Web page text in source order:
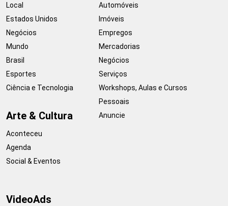
Local
Estados Unidos
Negócios
Mundo
Brasil
Esportes
Ciência e Tecnologia
Arte & Cultura
Aconteceu
Agenda
Social & Eventos
Automóveis
Imóveis
Empregos
Mercadorias
Negócios
Serviços
Workshops, Aulas e Cursos
Pessoais
Anuncie
VideoAds